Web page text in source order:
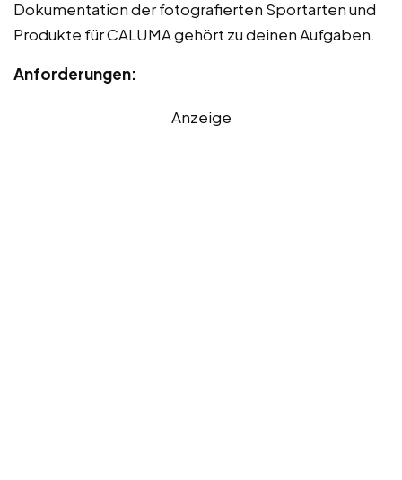
Dokumentation der fotografierten Sportarten und
Produkte für CALUMA gehört zu deinen Aufgaben.
Anforderungen:
Anzeige